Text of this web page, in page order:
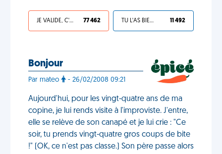
JE VALIDE, C'EST UNE VDM 77 462 TU L'AS BIEN MÉRITÉ 11 492
Bonjour
Par mateo - 26/02/2008 09:21
Aujourd'hui, pour les vingt-quatre ans de ma
copine, je lui rends visite à l'improviste. J'entre,
elle se relève de son canapé et je lui crie : "Ce
soir, tu prends vingt-quatre gros coups de bite
!" (OK, ce n'est pas classe.) Son père passe alors